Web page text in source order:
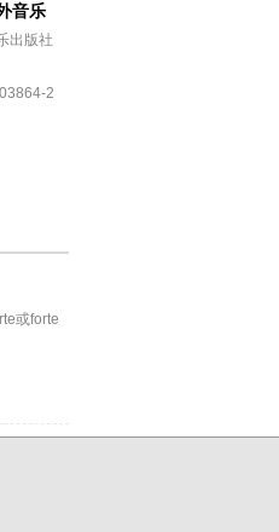
音乐
出版社
2
或forte